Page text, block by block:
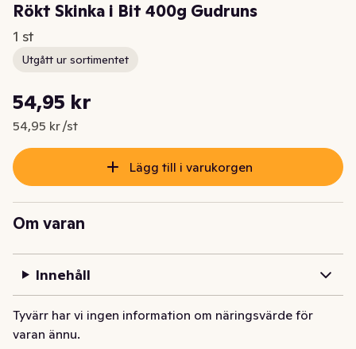
Rökt Skinka i Bit 400g Gudruns
1 st
Utgått ur sortimentet
Nuvarande pris är: 54,95 kr
54,95 kr
54,95 kr /st
Styckpris: 54,95 kr /st
Lägg till i varukorgen
Om varan
Innehåll
Tyvärr har vi ingen information om näringsvärde för
varan ännu.